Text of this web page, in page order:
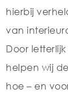
hierbij
van
Door
helpen wij
hoe – en